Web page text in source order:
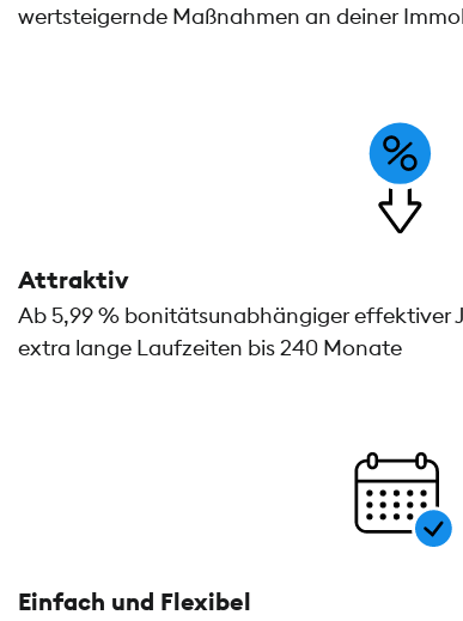
wertsteigernde Maßnahmen an deiner
Attraktiv
Ab 5,99 % bonitätsunabhängiger effektiver
extra lange Laufzeiten bis 240 Monate
Einfach und Flexibel